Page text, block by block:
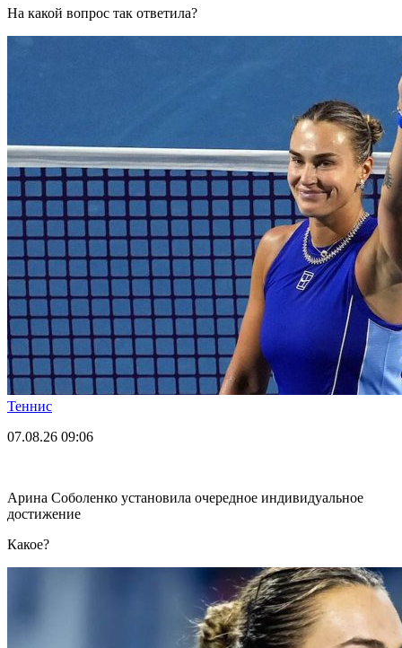
На какой вопрос так ответила?
Теннис
07.08.26 09:06
Арина Соболенко установила очередное индивидуальное
достижение
Какое?